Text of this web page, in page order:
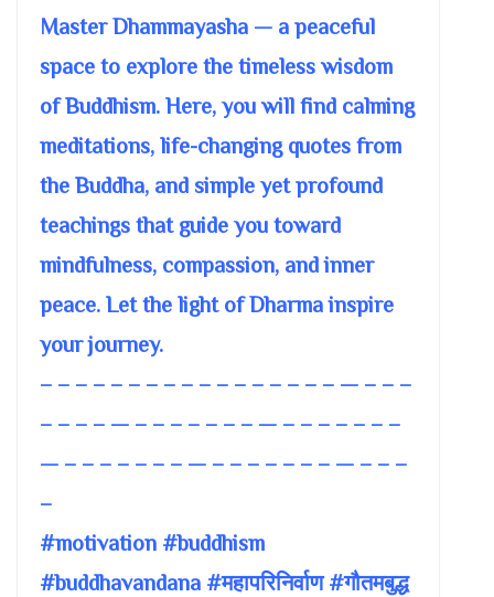
Master Dhammayasha — a peaceful
space to explore the timeless wisdom
of Buddhism. Here, you will find calming
meditations, life-changing quotes from
the Buddha, and simple yet profound
teachings that guide you toward
mindfulness, compassion, and inner
peace. Let the light of Dharma inspire
your journey.
– – – – – – – – – – – – – – – – – — – – –
– – – – — – – – – – – – — – – – – – – –
— – – – – – – – — – – – – – – – — – – –
–
#motivation #buddhism
#buddhavandana #महापरिनिर्वाण #गौतमबुद्ध